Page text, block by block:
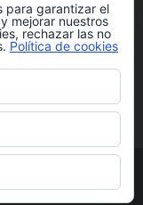
para garantizar el
mejorar nuestros
rechazar las no
Política de cookies